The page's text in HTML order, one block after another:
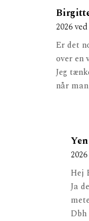
2026
Er det
over en
Jeg
når
Hej
Ja
Dbh